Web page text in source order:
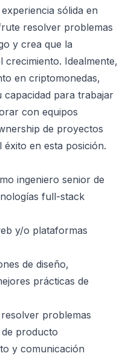
sólida en
resolver problemas
y crea que la
crecimiento. Idealmente,
en criptomonedas,
capacidad para trabajar
con equipos
de proyectos
en esta posición.
ingeniero senior de
full-stack
y/o plataformas
de diseño,
prácticas de
problemas
producto
y comunicación